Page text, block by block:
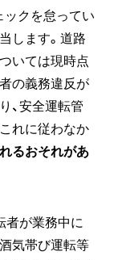
ックを怠ってい
します。道路
いては現時点
の義務違反が
、安全運転管
れに従わなか
るおそれがあ
者が業務中に
気帯び運転等